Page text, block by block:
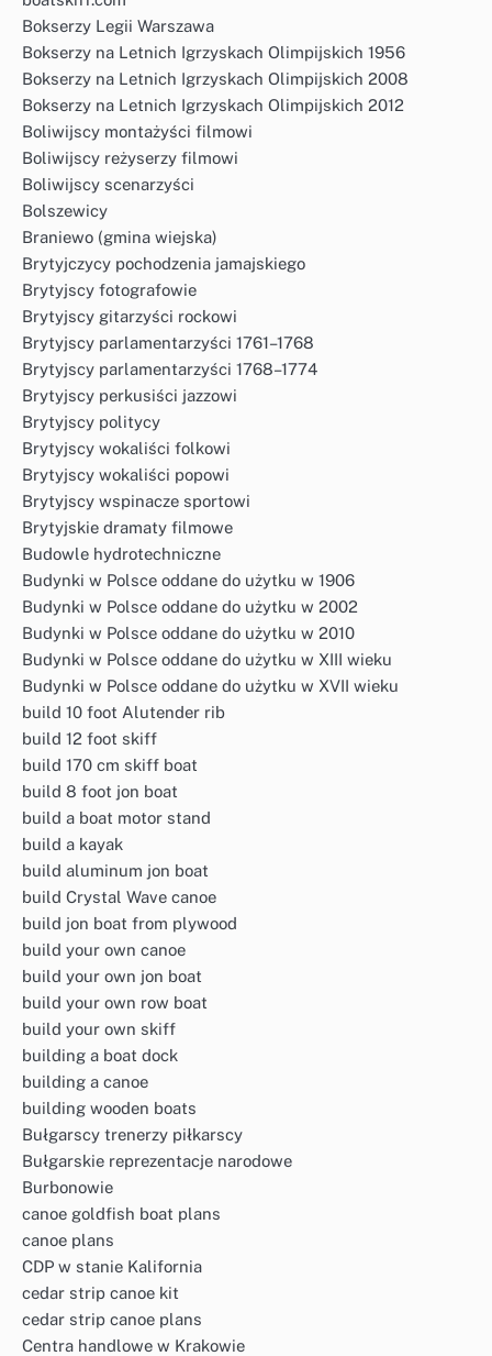
Bokserzy Legii Warszawa
Bokserzy na Letnich Igrzyskach Olimpijskich 1956
Bokserzy na Letnich Igrzyskach Olimpijskich 2008
Bokserzy na Letnich Igrzyskach Olimpijskich 2012
Boliwijscy montażyści filmowi
Boliwijscy reżyserzy filmowi
Boliwijscy scenarzyści
Bolszewicy
Braniewo (gmina wiejska)
Brytyjczycy pochodzenia jamajskiego
Brytyjscy fotografowie
Brytyjscy gitarzyści rockowi
Brytyjscy parlamentarzyści 1761–1768
Brytyjscy parlamentarzyści 1768–1774
Brytyjscy perkusiści jazzowi
Brytyjscy politycy
Brytyjscy wokaliści folkowi
Brytyjscy wokaliści popowi
Brytyjscy wspinacze sportowi
Brytyjskie dramaty filmowe
Budowle hydrotechniczne
Budynki w Polsce oddane do użytku w 1906
Budynki w Polsce oddane do użytku w 2002
Budynki w Polsce oddane do użytku w 2010
Budynki w Polsce oddane do użytku w XIII wieku
Budynki w Polsce oddane do użytku w XVII wieku
build 10 foot Alutender rib
build 12 foot skiff
build 170 cm skiff boat
build 8 foot jon boat
build a boat motor stand
build a kayak
build aluminum jon boat
build Crystal Wave canoe
build jon boat from plywood
build your own canoe
build your own jon boat
build your own row boat
build your own skiff
building a boat dock
building a canoe
building wooden boats
Bułgarscy trenerzy piłkarscy
Bułgarskie reprezentacje narodowe
Burbonowie
canoe goldfish boat plans
canoe plans
CDP w stanie Kalifornia
cedar strip canoe kit
cedar strip canoe plans
Centra handlowe w Krakowie